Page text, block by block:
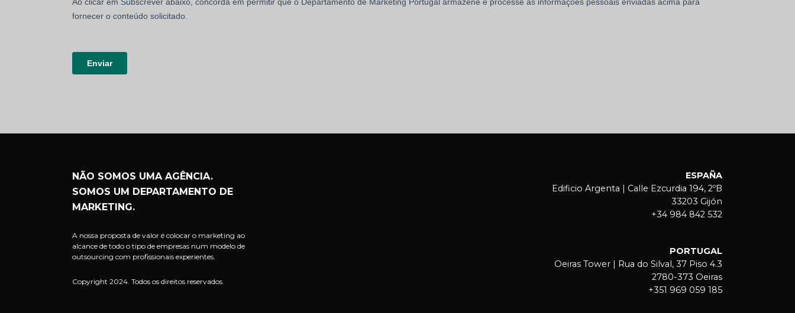
NÃO SOMOS UMA AGÊNCIA.
SOMOS UM DEPARTAMENTO DE
MARKETING.
A nossa proposta de valor é colocar o marketing ao
alcance de todo o tipo de empresas num modelo de
outsourcing com profissionais experientes.
Copyright 2024. Todos os direitos reservados.
ESPAÑA
Edificio Argenta | Calle Ezcurdia 194, 2ºB
33203 Gijón
+34 984 842 532
PORTUGAL
Oeiras Tower | Rua do Silval, 37 Piso 4.3
2780-373 Oeiras
+351 969 059 185